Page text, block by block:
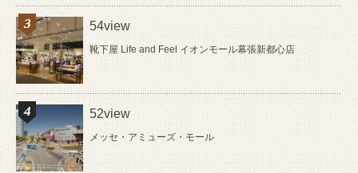
54view
靴下屋 Life and Feel イオンモール幕張新都心店
52view
メッセ・アミューズ・モール